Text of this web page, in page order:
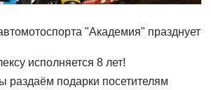
"Академия" празднует
исполняется 8 лет!
раздаём подарки посетителям